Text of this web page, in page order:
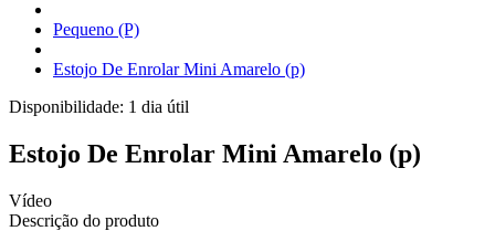
Pequeno (P)
Estojo De Enrolar Mini Amarelo (p)
Disponibilidade: 1 dia útil
Estojo De Enrolar Mini Amarelo (p)
Vídeo
Descrição do produto